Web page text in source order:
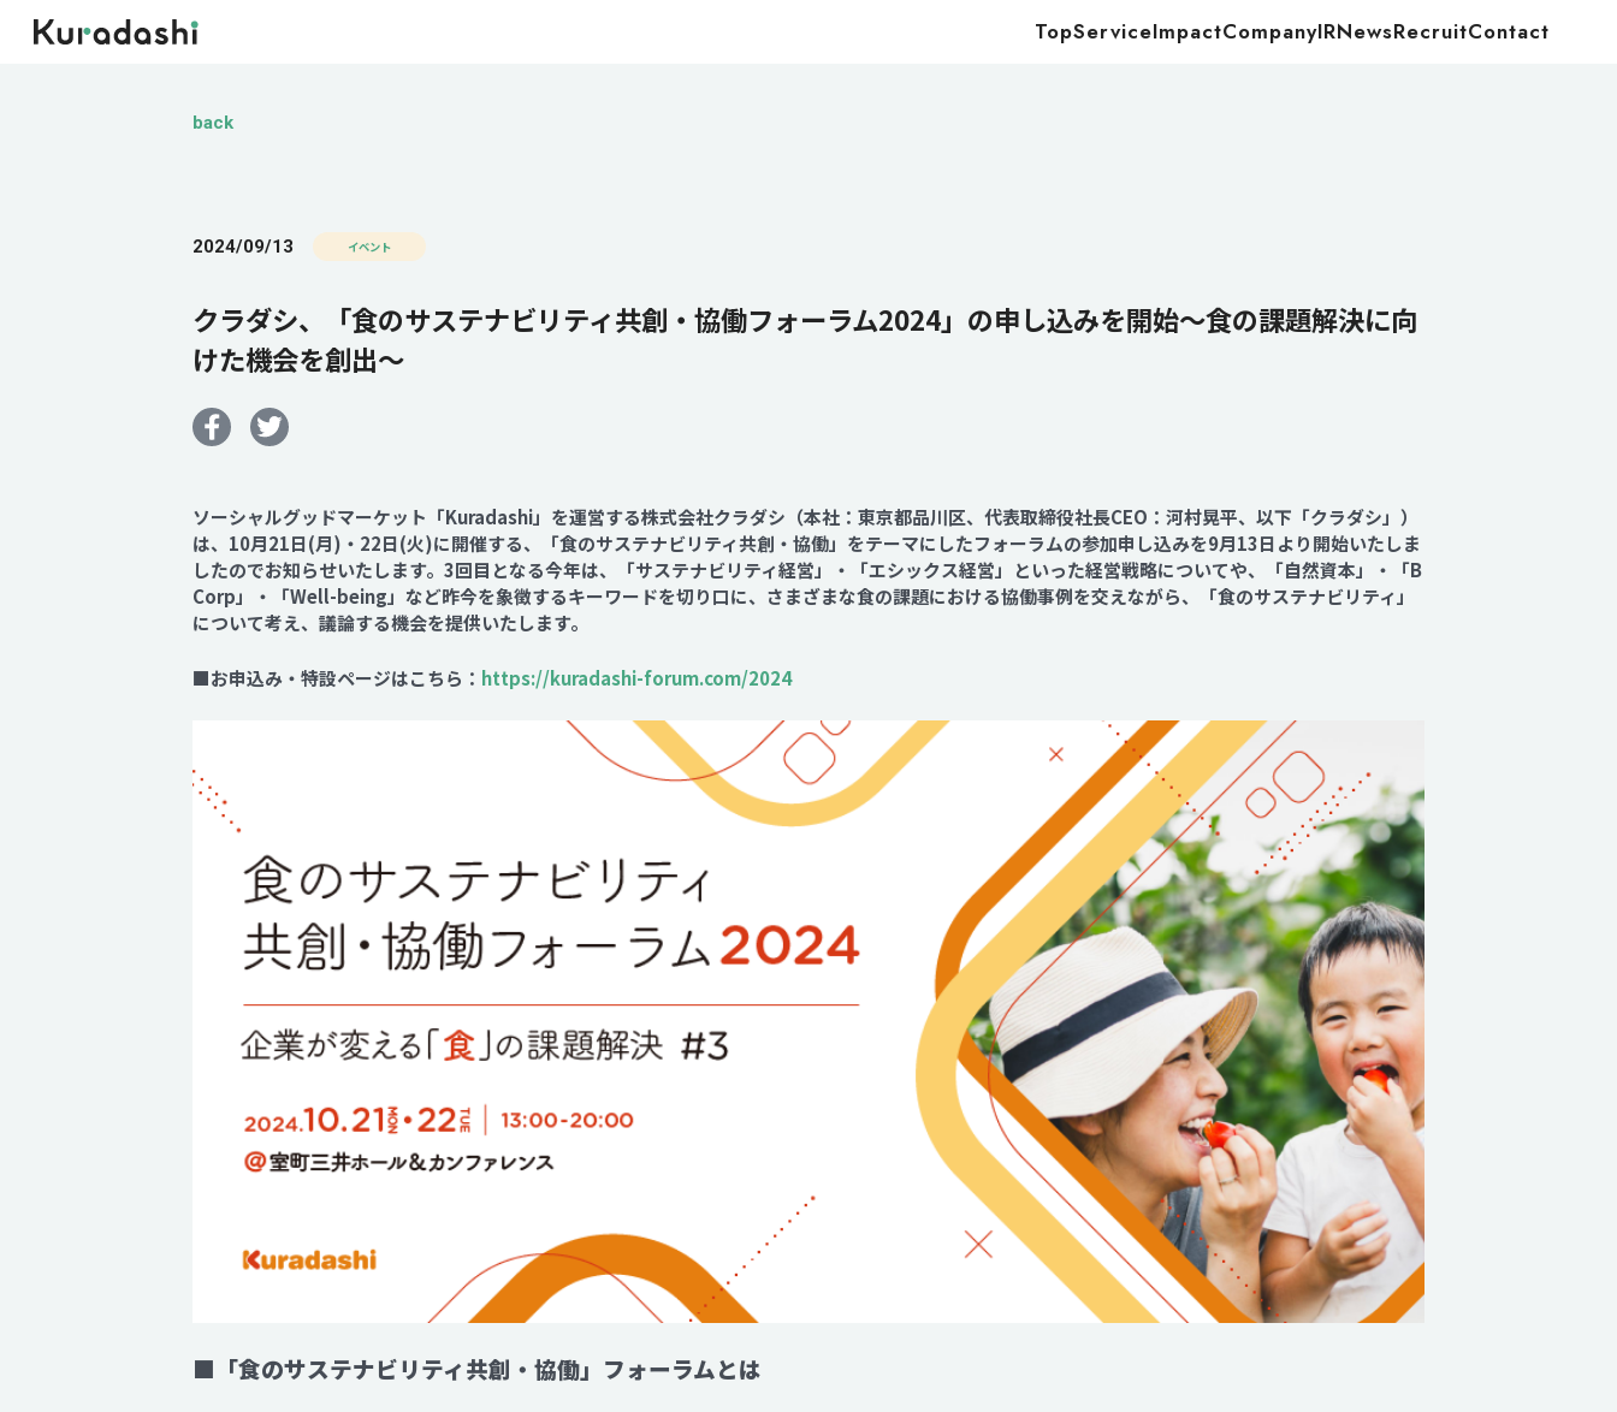
TopServiceImpactCompanyIRNewsRecruitContact
Contact
back
2024/09/13 イベント
クラダシ、「食のサステナビリティ共創・協働フォーラム2024」の申し込みを開始～食の課題解決に向
けた機会を創出～
ソーシャルグッドマーケット「Kuradashi」を運営する株式会社クラダシ（本社：東京都品川区、代表取締役社長CEO：河村晃平、以下「クラダシ」）
は、10月21日(月)・22日(火)に開催する、「食のサステナビリティ共創・協働」をテーマにしたフォーラムの参加申し込みを9月13日より開始いたしま
したのでお知らせいたします。 3回目となる今年は、「サステナビリティ経営」・「エシックス経営」といった経営戦略についてや、「自然資本」・「B
Corp」・「Well-being」など昨今を象徴するキーワードを切り口に、さまざまな食の課題における協働事例を交えながら、「食のサステナビリティ」
について考え、議論する機会を提供いたします。
■お申込み・特設ページはこちら： https://kuradashi-forum.com/2024
■ 「食のサステナビリティ共創・協働」フォーラムとは